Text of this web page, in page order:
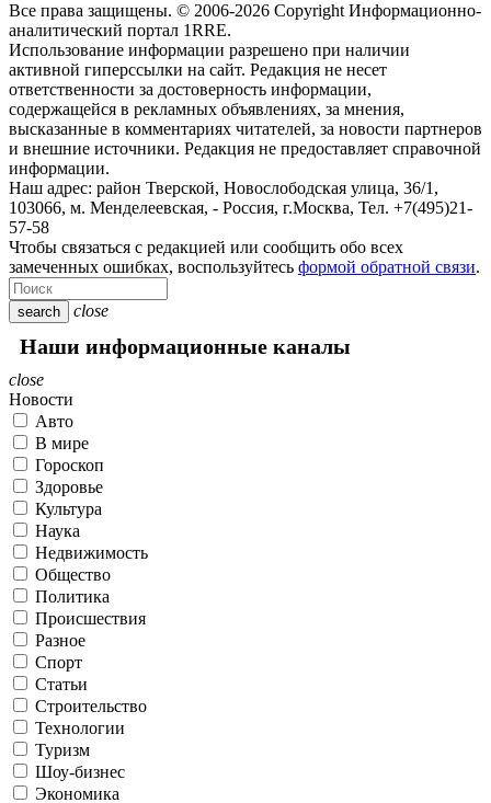
Все права защищены. © 2006-2026 CopyrightИнформационно-
аналитический портал 1RRE.
Использование информации разрешено при наличии
активной гиперссылки на сайт. Редакция не несет
ответственности за достоверность информации,
содержащейся в рекламных объявлениях, за мнения,
высказанные в комментариях читателей, за новости партнеров
и внешние источники. Редакция не предоставляет справочной
информации.
Наш адрес: район Тверской, Новослободская улица, 36/1,
103066, м. Менделеевская, - Россия, г.Москва, Тел. +7(495)21-
57-58
Чтобы связаться с редакцией или сообщить обо всех
замеченных ошибках, воспользуйтесь формой обратной связи.
search close
Наши информационные каналы
close
Новости
Авто
В мире
Гороскоп
Здоровье
Культура
Наука
Недвижимость
Общество
Политика
Происшествия
Разное
Спорт
Статьи
Строительство
Технологии
Туризм
Шоу-бизнес
Экономика